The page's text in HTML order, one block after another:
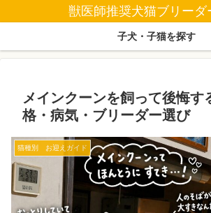
獣医師推奨犬猫ブリーダ
子犬・子猫を探す
メインクーンを飼って後悔す
格・病気・ブリーダー選び
猫種別 お迎えガイド